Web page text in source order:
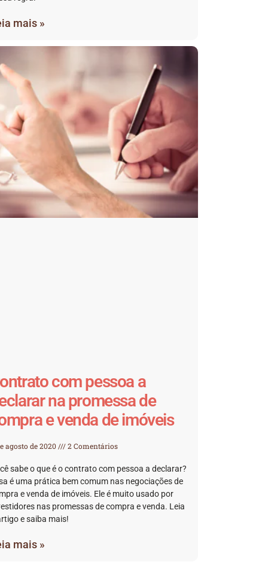
mais »
com pessoa a
na promessa de
e venda de imóveis
agosto de 2020 2 Comentários
sabe o que é o contrato com pessoa a declarar?
é uma prática bem comum nas negociações de
e venda de imóveis. Ele é muito usado por
nas promessas de compra e venda. Leia
e saiba mais!
mais »